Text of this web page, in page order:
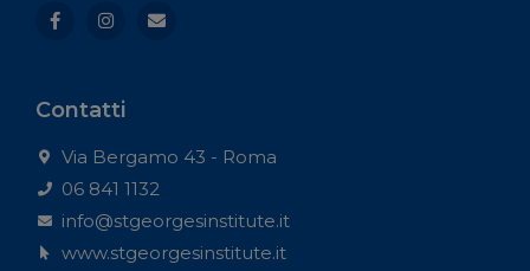
Contatti
Via Bergamo 43 - Roma
06 841 1132
info@stgeorgesinstitute.it
www.stgeorgesinstitute.it